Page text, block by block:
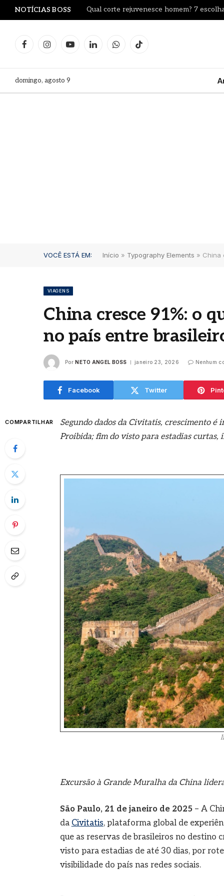
NOTÍCIAS BOSS Qual corte rejuvenesce homem? 7
FacebookInstagramYouTubeLinkedInWhatsAppTikTok
domingo, agosto 9
VOCÊ ESTÁ EM: Início » Typography Elements » China
VIAGENS
China cresce 91%: o
no país entre
Por NETO ANGEL BOSS janeiro 23, 2026 Nenhum
Facebook Twitter
COMPARTILHAR
Segundo dados da Civitatis, crescimento
Proibida; fim do visto para estadias curtas,
Excursão à Grande Muralha da China
São Paulo, 21 de janeiro de 2025– A
da Civitatis, plataforma global de
que as reservas de brasileiros no destino
visto para estadias de até 30 dias, por
visibilidade do país nas redes sociais.